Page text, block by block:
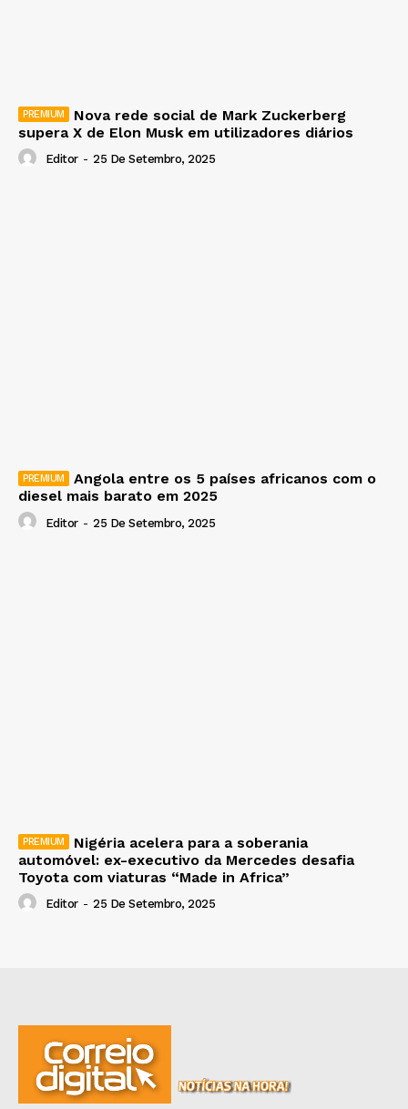
Nova rede social de Mark Zuckerberg
supera X de Elon Musk em utilizadores diários
Editor - 25 De Setembro, 2025
Angola entre os 5 países africanos com o
diesel mais barato em 2025
Editor - 25 De Setembro, 2025
Nigéria acelera para a soberania
automóvel: ex-executivo da Mercedes desafia
Toyota com viaturas “Made in Africa”
Editor - 25 De Setembro, 2025